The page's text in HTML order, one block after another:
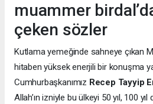
muammer
çeken sözler
Kutlama yemeğinde sahneye çıkan
hitaben yüksek enerjili bir konuşma
Cumhurbaşkanımız Recep Tayyip
Allah’ın izniyle bu ülkeyi 50 yıl, 100